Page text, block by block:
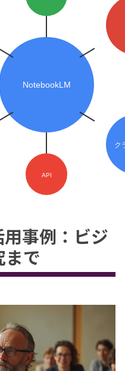
NotebookLM
ク
API
事例：ビジ
まで